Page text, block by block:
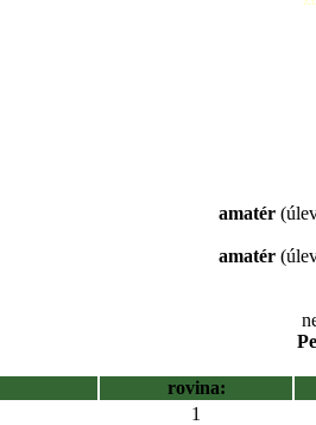
amatér
amatér
rovina:
1